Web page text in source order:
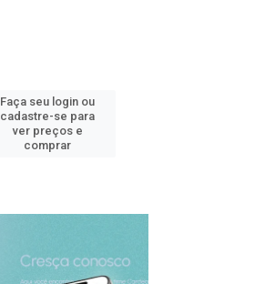
Faça seu login ou
cadastre-se para
ver preços e
comprar